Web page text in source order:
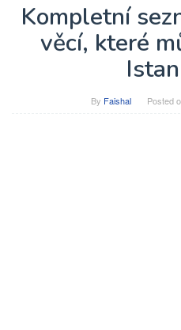
Kompletní
věcí, které
By Faishal Posted